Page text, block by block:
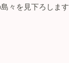
々を見下ろします